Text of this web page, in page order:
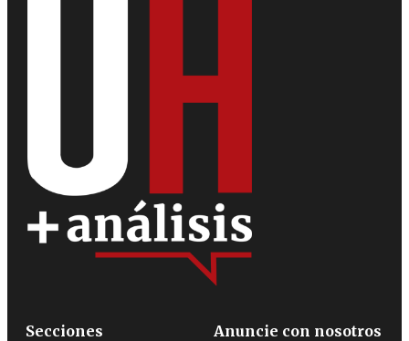
Secciones
Anuncie con nosotros